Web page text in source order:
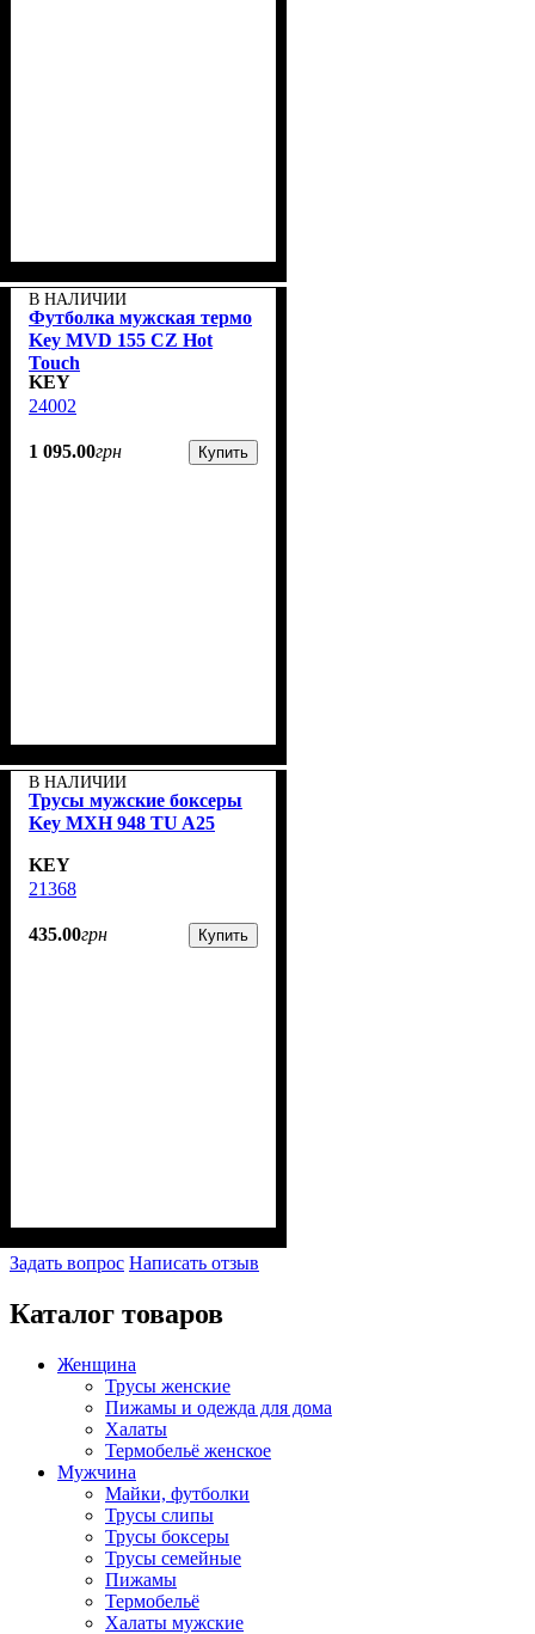
В НАЛИЧИИ
Футболка мужская термо
Key MVD 155 CZ Hot
Touch
KEY
24002
1 095.00грн Купить
В НАЛИЧИИ
Трусы мужские боксеры
Key MXH 948 TU A25
KEY
21368
435.00грн Купить
Задать вопрос Написать отзыв
Каталог товаров
Женщина
Трусы женские
Пижамы и одежда для дома
Халаты
Термобельё женское
Мужчина
Майки, футболки
Трусы слипы
Трусы боксеры
Трусы семейные
Пижамы
Термобельё
Халаты мужские